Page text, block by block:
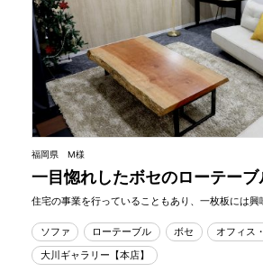
福岡県 M様
一目惚れしたボセのローテーブ
住宅の事業を行っていることもあり、一枚板には興
ソファ ローテーブル ボセ
オフィス
大川ギャラリー【本店】